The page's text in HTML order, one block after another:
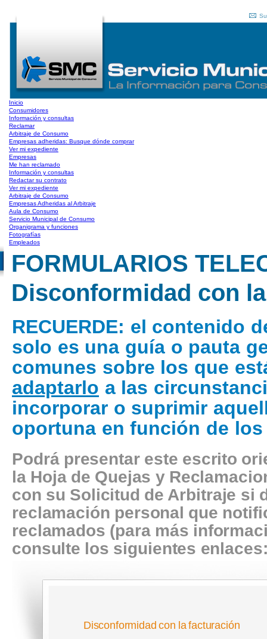
Inicio
Consumidores
Información y consultas
Reclamar
Arbitraje de Consumo
Empresas adheridas: Busque dónde comprar
Ver mi expediente
Empresas
Me han reclamado
Información y consultas
Redactar su contrato
Ver mi expediente
Arbitraje de Consumo
Empresas Adheridas al Arbitraje
Aula de Consumo
Servicio Municipal de Consumo
Organigrama y funciones
Fotografías
Empleados
FORMULARIOS
Disconformidad con
RECUERDE: el contenido
solo es una guía o pauta
comunes sobre los que
adaptarlo a las
incorporar o suprimir
oportuna en función de
Podrá presentar este escrito
la Hoja de Quejas y
con su Solicitud de Arbitraje si
reclamación personal que
reclamados (para más
consulte los siguientes
Disconformidad con la facturación